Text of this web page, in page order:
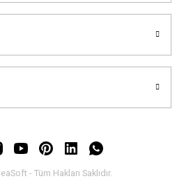
- Tüm Hakları Saklıdır.